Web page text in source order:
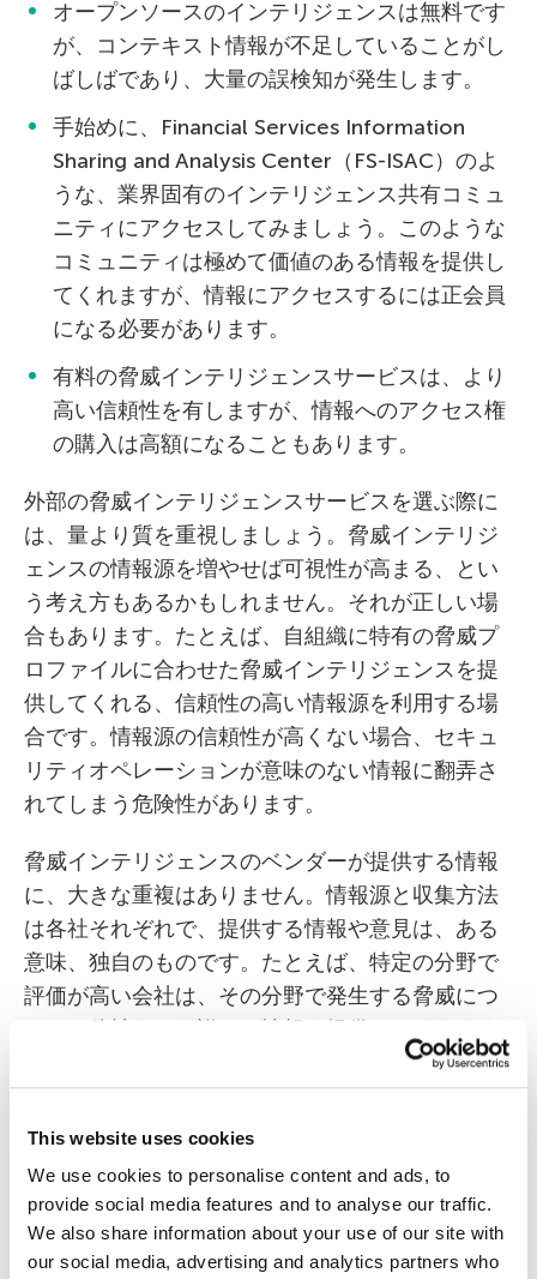
This website uses cookies
We use cookies to personalise content and ads, to
provide social media features and to analyse our traffic.
We also share information about your use of our site with
our social media, advertising and analytics partners who
オープンソースのインテリジェンスは無料です
が、コンテキスト情報が不足していることがし
ばしばであり、大量の誤検知が発生します。
手始めに、Financial Services Information
Sharing and Analysis Center（FS-ISAC）のよ
うな、業界固有のインテリジェンス共有コミュ
ニティにアクセスしてみましょう。このような
コミュニティは極めて価値のある情報を提供し
てくれますが、情報にアクセスするには正会員
になる必要があります。
有料の脅威インテリジェンスサービスは、より
高い信頼性を有しますが、情報へのアクセス権
の購入は高額になることもあります。
外部の脅威インテリジェンスサービスを選ぶ際に
は、量より質を重視しましょう。脅威インテリジ
ェンスの情報源を増やせば可視性が高まる、とい
う考え方もあるかもしれません。それが正しい場
合もあります。たとえば、自組織に特有の脅威プ
ロファイルに合わせた脅威インテリジェンスを提
供してくれる、信頼性の高い情報源を利用する場
合です。情報源の信頼性が高くない場合、セキュ
リティオペレーションが意味のない情報に翻弄さ
れてしまう危険性があります。
脅威インテリジェンスのベンダーが提供する情報
に、大きな重複はありません。情報源と収集方法
は各社それぞれで、提供する情報や意見は、ある
意味、独自のものです。たとえば、特定の分野で
評価が高い会社は、その分野で発生する脅威につ
いては他社よりも詳しい情報を提供してくれます
が、他のタイプの脅威については別の会社の方が
詳しく報告してくれます。両方の情報源にアクセ
スできれば有益かもしれません。併せて用いるこ
とで、より大局的な見方ができるようになり、脅
威ハンティングとインシデント対応のミッション
をより効果的な方向に導く一助となるかもしれま
せん。ただし念頭に置きたいのは、信頼できる情